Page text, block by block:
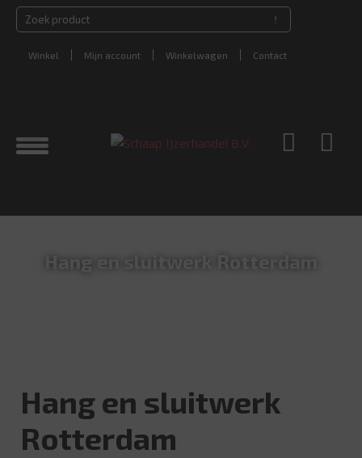
Winkel Mijn account Winkelwagen Contact
Hang en sluitwerk Rotterdam
Hang en sluitwerk
Rotterdam